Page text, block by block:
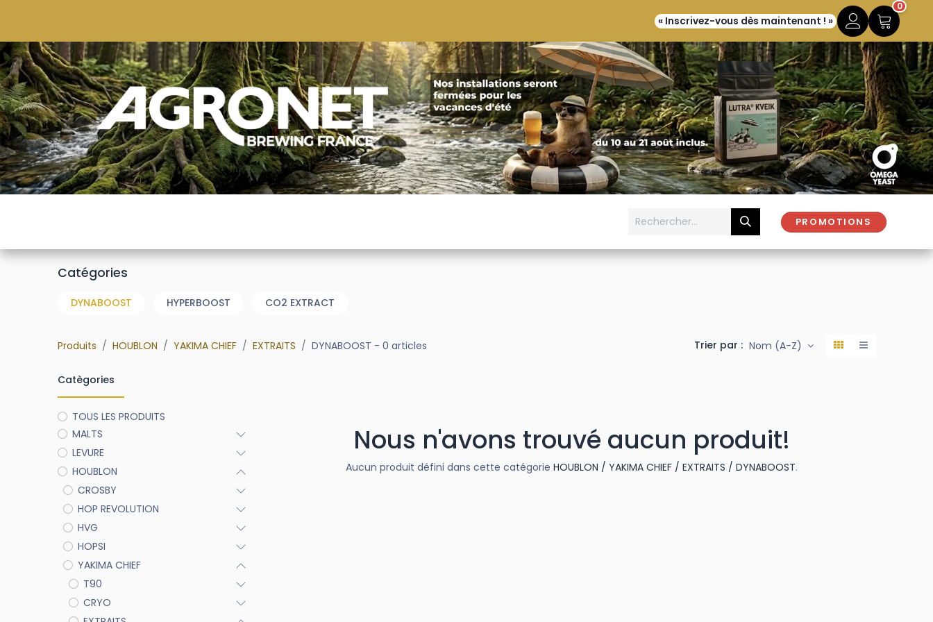
« Inscrivez-vous dès maintenant ! »
0
PROMOTIONS
Catégories
DYNABOOST HYPERBOOST CO2 EXTRACT
Produits HOUBLON YAKIMA CHIEF EXTRAITS DYNABOOST - 0 articles Trier par : Nom (A-Z)
Catègories
TOUS LES PRODUITS
MALTS
LEVURE
HOUBLON
CROSBY
HOP REVOLUTION
HVG
HOPSI
YAKIMA CHIEF
T90
CRYO
Nous n'avons trouvé aucun produit!
Aucun produit défini dans cette catégorie HOUBLON / YAKIMA CHIEF / EXTRAITS / DYNABOOST.